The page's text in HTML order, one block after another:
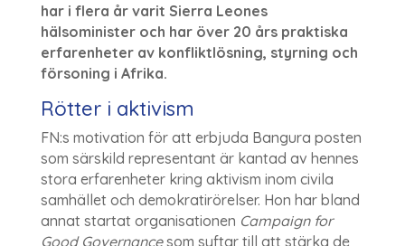
har i flera år varit Sierra Leones
hälsominister och har över 20 års praktiska
erfarenheter av konfliktlösning, styrning och
försoning i Afrika.
Rötter i aktivism
FN:s motivation för att erbjuda Bangura posten
som särskild representant är kantad av hennes
stora erfarenheter kring aktivism inom civila
samhället och demokratirörelser. Hon har bland
annat startat organisationen Campaign for
Good Governancesom syftar till att stärka de